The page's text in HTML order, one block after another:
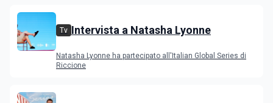
Tv Intervista a Natasha Lyonne
Natasha Lyonne ha partecipato all'Italian Global Series di
Riccione